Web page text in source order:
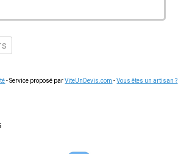
- Service proposé parViteUnDevis.com -Vous êtes un artisan ?